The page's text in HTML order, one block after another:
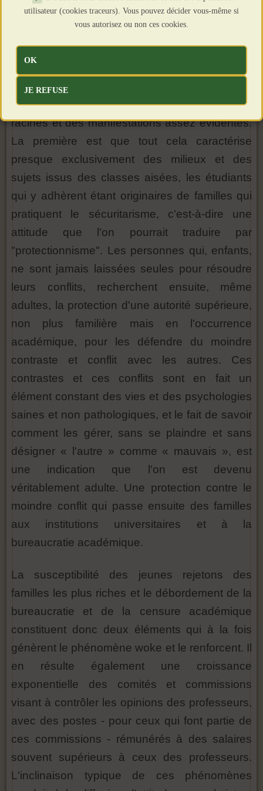
p. 23), comme en témoigne le fait - très grave -
leurs chercheurs une adhésion écrite à leurs
valeurs » (Ibid., vol. II, p. 22).
Ces pratiques, méthodes et valeurs ont des
racines et des manifestations assez évidentes.
La première est que tout cela caractérise
presque exclusivement des milieux et des
sujets issus des classes aisées, les étudiants
qui y adhèrent étant originaires de familles qui
pratiquent le sécuritarisme, c'est-à-dire une
attitude que l'on pourrait traduire par
"protectionnisme". Les personnes qui, enfants,
ne sont jamais laissées seules pour résoudre
leurs conflits, recherchent ensuite, même
adultes, la protection d'une autorité supérieure,
non plus familière mais en l'occurrence
académique, pour les défendre du moindre
contraste et conflit avec les autres. Ces
contrastes et ces conflits sont en fait un
élément constant des vies et des psychologies
saines et non pathologiques, et le fait de savoir
comment les gérer, sans se plaindre et sans
désigner « l'autre » comme « mauvais », est
une indication que l'on est devenu
véritablement adulte. Une protection contre le
moindre conflit qui passe ensuite des familles
aux institutions universitaires et à la
bureaucratie académique.
La susceptibilité des jeunes rejetons des
familles les plus riches et le débordement de la
bureaucratie et de la censure académique
constituent donc deux éléments qui à la fois
génèrent le phénomène woke et le renforcent. Il
en résulte également une croissance
exponentielle des comités et commissions
visant à contrôler les opinions des professeurs,
avec des postes - pour ceux qui font partie de
ces commissions - rémunérés à des salaires
souvent supérieurs à ceux des professeurs.
L'inclinaison typique de ces phénomènes
utilisateur (cookies traceurs). Vous pouvez décider vous-même si
vous autorisez ou non ces cookies.
OK
JE REFUSE